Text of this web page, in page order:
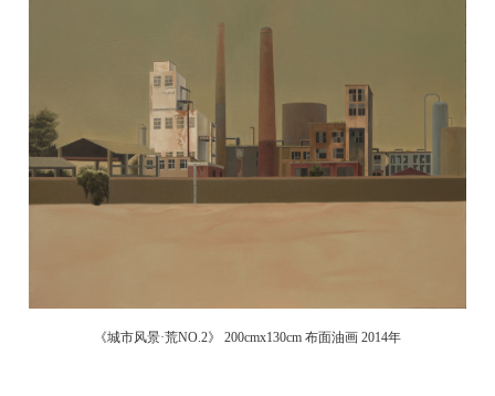
《城市风景·荒NO.2》 200cmx130cm 布面油画 2014年